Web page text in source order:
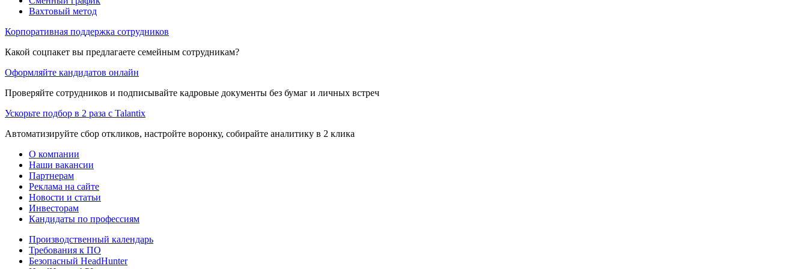
Вахтовый метод
Корпоративная поддержка сотрудников
Какой соцпакет вы предлагаете семейным сотрудникам?
Оформляйте кандидатов онлайн
Проверяйте сотрудников и подписывайте кадровые документы без бумаг и личных встреч
Ускорьте подбор в 2 раза с Talantix
Автоматизируйте сбор откликов, настройте воронку, собирайте аналитику в 2 клика
О компании
Наши вакансии
Партнерам
Реклама на сайте
Новости и статьи
Инвесторам
Кандидаты по профессиям
Производственный календарь
Требования к ПО
Безопасный HeadHunter